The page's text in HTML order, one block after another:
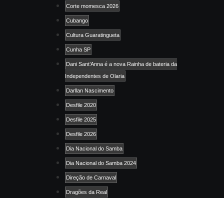
Corte momesca 2026
Cubango
Cultura Guaratingueta
Cunha SP
Dani Sant’Anna é a nova Rainha de bateria da
Independentes de Olaria
Darllan Nascimento
Desfile 2020
Desfile 2025
Desfile 2026
Dia Nacional do Samba
Dia Nacional do Samba 2024
Direção de Carnaval
Dragões da Real